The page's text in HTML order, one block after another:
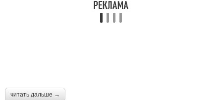
читать дальше →